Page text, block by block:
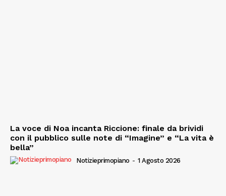
La voce di Noa incanta Riccione: finale da brividi
con il pubblico sulle note di “Imagine” e “La vita è
bella”
Notizieprimopiano - 1 Agosto 2026